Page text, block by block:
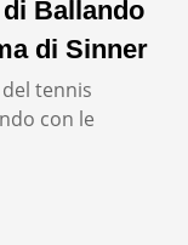
Ballando
di Sinner
tennis
con le